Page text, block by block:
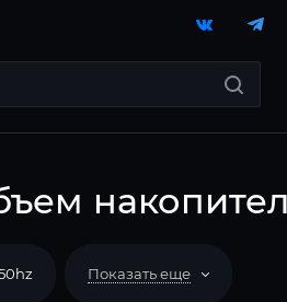
Показать еще